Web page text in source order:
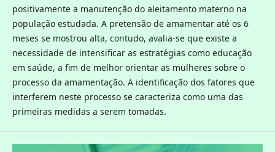
positivamente a manutenção do aleitamento materno na
população estudada. A pretensão de amamentar até os 6
meses se mostrou alta, contudo, avalia-se que existe a
necessidade de intensificar as estratégias como educação
em saúde, a fim de melhor orientar as mulheres sobre o
processo da amamentação. A identificação dos fatores que
interferem neste processo se caracteriza como uma das
primeiras medidas a serem tomadas.